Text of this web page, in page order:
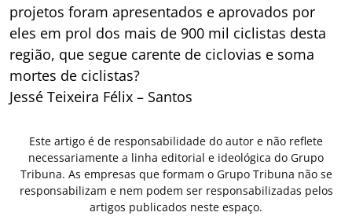
projetos foram apresentados e aprovados por
eles em prol dos mais de 900 mil ciclistas desta
região, que segue carente de ciclovias e soma
mortes de ciclistas?
Jessé Teixeira Félix – Santos
Este artigo é de responsabilidade do autor e não reflete
necessariamente a linha editorial e ideológica do Grupo
Tribuna. As empresas que formam o Grupo Tribuna não se
responsabilizam e nem podem ser responsabilizadas pelos
artigos publicados neste espaço.